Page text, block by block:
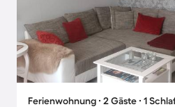
Ferienwohnung ∙ 2 Gäste ∙ 1